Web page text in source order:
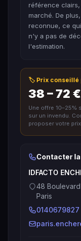
référence
marché. De
reconnue, ce
n'y a pas de
l'estimation.
🏷️ Prix conseillé
38 – 72 €
Une offre
sur un invendu.
proposer votre
Contacter
IDFACTO
48
Paris
0140679827